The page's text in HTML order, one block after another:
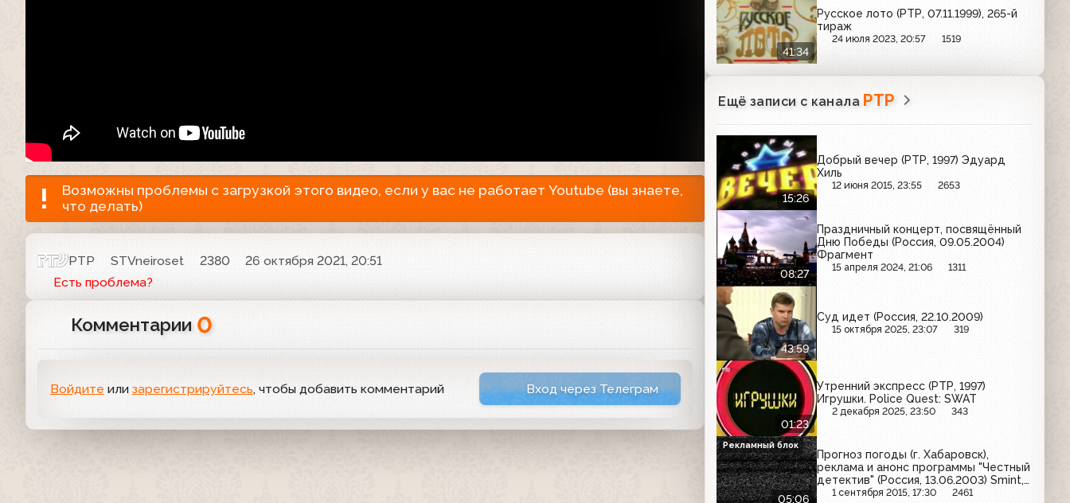
Возможны проблемы с загрузкой этого видео, если у вас не работает Youtube (вы знаете,
что делать)
РТР STVneiroset 2380
26 октября 2021, 20:51
Есть проблема?
Комментарии 0
Войдите или зарегистрируйтесь, чтобы добавить комментарий Вход через Телеграм
41:34
Русское лото (РТР, 07.11.1999), 265-й
тираж
24 июля 2023, 20:57 1519
Ещё записи с канала РТР
15:26
Добрый вечер (РТР, 1997) Эдуард
Хиль
12 июня 2015, 23:55 2653
08:27
Праздничный концерт, посвящённый
Дню Победы (Россия, 09.05.2004)
Фрагмент
15 апреля 2024, 21:06 1311
43:59
Суд идет (Россия, 22.10.2009)
15 октября 2025, 23:07 319
01:23
Утренний экспресс (РТР, 1997)
Игрушки. Police Quest: SWAT
2 декабря 2025, 23:50 343
05:06
Прогноз погоды (г. Хабаровск),
реклама и анонс программы "Честный
детектив" (Россия, 13.06.2003) Smint,
Пикадор, Venus, Лимпопо, Студеное,
1 сентября 2015, 17:30 2461
Рекламный блок